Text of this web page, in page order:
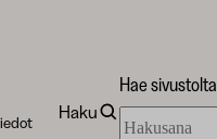
Haku
Hae sivustolta